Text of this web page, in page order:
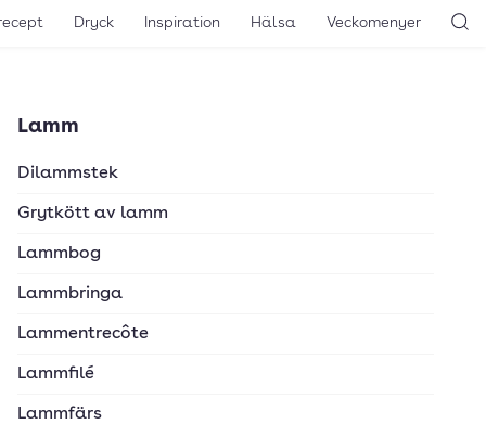
Dryck Inspiration Hälsa Veckomenyer
Lamm
Dilammstek
Grytkött av lamm
Lammbog
Lammbringa
Lammentrecôte
Lammfilé
Lammfärs